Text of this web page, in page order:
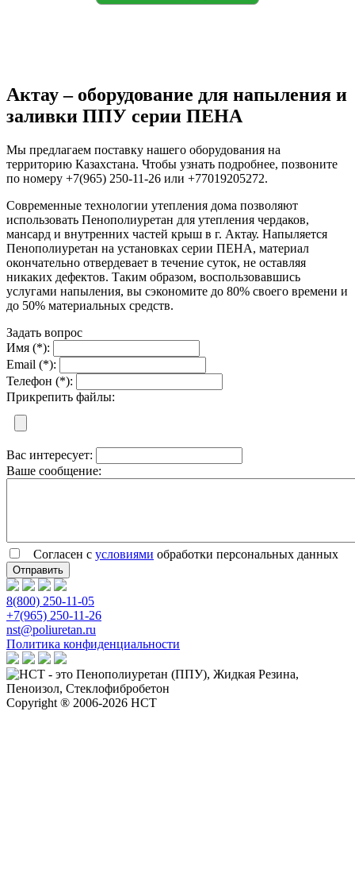
Актау – оборудование для напыления и
заливки ППУ серии ПЕНА
Мы предлагаем поставку нашего оборудования на
территорию Казахстана. Чтобы узнать подробнее, позвоните
по номеру +7(965) 250-11-26 или +77019205272.
Современные технологии утепления дома позволяют
использовать Пенополиуретан для утепления чердаков,
мансард и внутренних частей крыш в г. Актау. Напыляется
Пенополиуретан на установках серии ПЕНА, материал
окончательно отвердевает в течение суток, не оставляя
никаких дефектов. Таким образом, воспользовавшись
услугами напыления, вы сэкономите до 80% своего времени и
до 50% материальных средств.
Задать вопрос
Имя (*):
Email (*):
Телефон (*):
Прикрепить файлы:
Вас интересует:
Ваше сообщение:
Согласен с условиями обработки персональных данных
8(800) 250-11-05
+7(965) 250-11-26
nst@poliuretan.ru
Политика конфиденциальности
Copyright ® 2006-2026 НСТ